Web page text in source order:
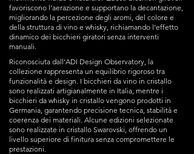
favoriscono l’aerazione e supportano la decantazione,
migliorando la percezione degli aromi, del colore e
della struttura di vino e whisky, richiamando l’effetto
dinamico dei bicchieri giratori senza interventi
manuali.
Riconosciuta dall’ADI Design Observatory, la
collezione rappresenta un equilibrio rigoroso tra
funzionalità e design. I bicchieri da vino in cristallo
sono realizzati artigianalmente in Italia, mentre i
bicchieri da whisky in cristallo vengono prodotti in
Germania, garantendo precisione tecnica, stabilità e
coerenza dei materiali. Alcune edizioni selezionate
sono realizzate in cristallo Swarovski, offrendo un
livello superiore di finitura senza compromettere le
prestazioni.